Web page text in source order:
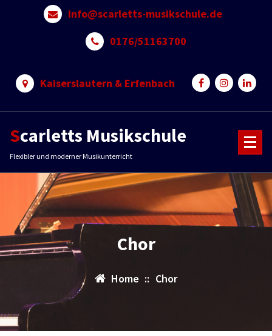
info@scarletts-musikschule.de
0176/51163700
Kaiserslautern & Erfenbach
Scarletts Musikschule
Flexibler und moderner Musikunterricht
Chor
Home :: Chor